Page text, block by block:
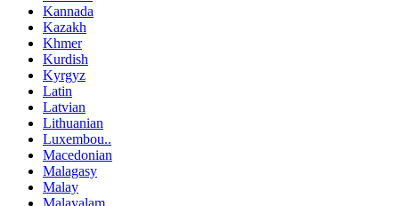
Kannada
Kazakh
Khmer
Kurdish
Kyrgyz
Latin
Latvian
Lithuanian
Luxembou..
Macedonian
Malagasy
Malay
Malayalam